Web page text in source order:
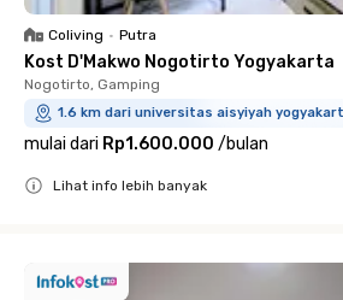
Coliving • Putra
Kost D'Makwo Nogotirto Yogyakarta
Nogotirto, Gamping
1.6 km dari universitas aisyiyah
mulai dari Rp1.600.000 /bulan
Lihat info lebih banyak